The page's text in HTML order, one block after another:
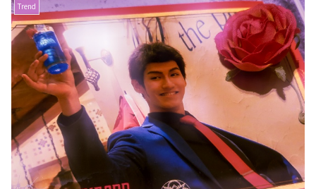
Trend